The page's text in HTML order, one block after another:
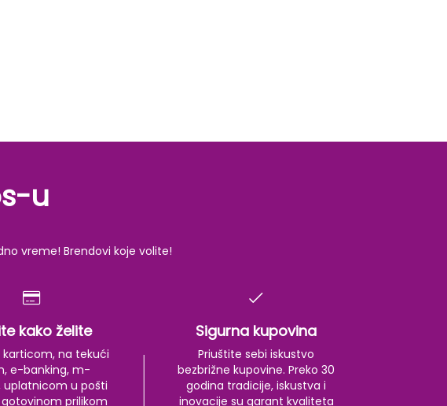
u
vreme! Brendovi koje volite!
kako želite
na tekući
e-banking, m-
uplatnicom u pošti
prilikom
Sigurna kupovina
Priuštite sebi iskustvo
bezbrižne kupovine. Preko 30
godina tradicije, iskustva i
inovacije su garant kvaliteta